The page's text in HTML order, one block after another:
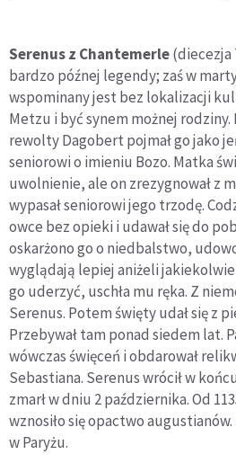
Serenus z Chantemerle(diecezja
bardzo późnej legendy; zaś w
wspominany jest bez lokalizacji
Metzu i być synem możnej
rewolty Dagobert pojmał go jako
seniorowi o imieniu Bozo. Matka
uwolnienie, ale on zrezygnował z
wypasał seniorowi jego trzodę.
owce bez opieki i udawał się do
oskarżono go o niedbalstwo,
wyglądają lepiej aniżeli
go uderzyć, uschła mu ręka. Z
Serenus. Potem święty udał się z
Przebywał tam ponad siedem lat.
wówczas święceń i obdarował
Sebastiana. Serenus wrócił w
zmarł w dniu 2 października. Od
wznosiło się opactwo
w Paryżu.